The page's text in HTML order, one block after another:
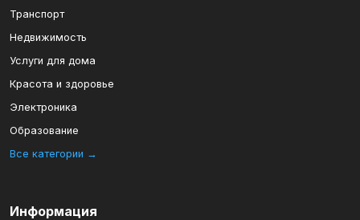
Транспорт
Недвижимость
Услуги для дома
Красота и здоровье
Электроника
Образование
Все категории →
Информация